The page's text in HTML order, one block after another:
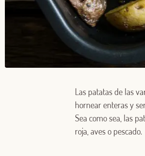
Las patatas de las
hornear enteras y
Sea como sea, las
roja, aves o pescado.